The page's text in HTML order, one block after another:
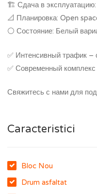
🏗 Сдача в эксплуатацию:
📐 Планировка: Open
⚪️ Состояние: Белый
✅ Интенсивный трафик –
✅ Современный комплекс
Свяжитесь с нами для
Caracteristici
Bloc Nou
Drum asfaltat